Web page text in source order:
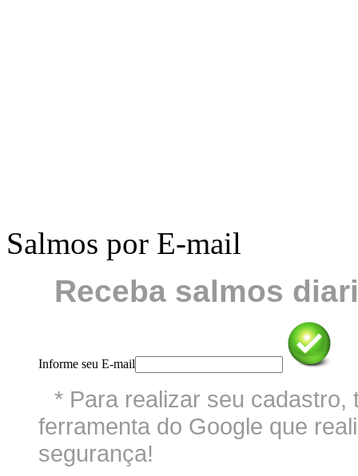
Salmos por E-mail
Receba salmos
Informe seu E-mail
* Para realizar seu cadastro,
ferramenta do Google que
segurança!